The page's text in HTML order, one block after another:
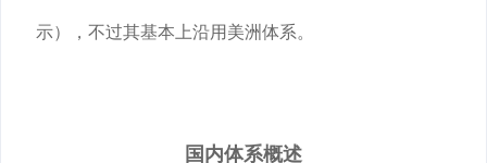
示），不过其基本上沿用美洲体系。
国内体系概述